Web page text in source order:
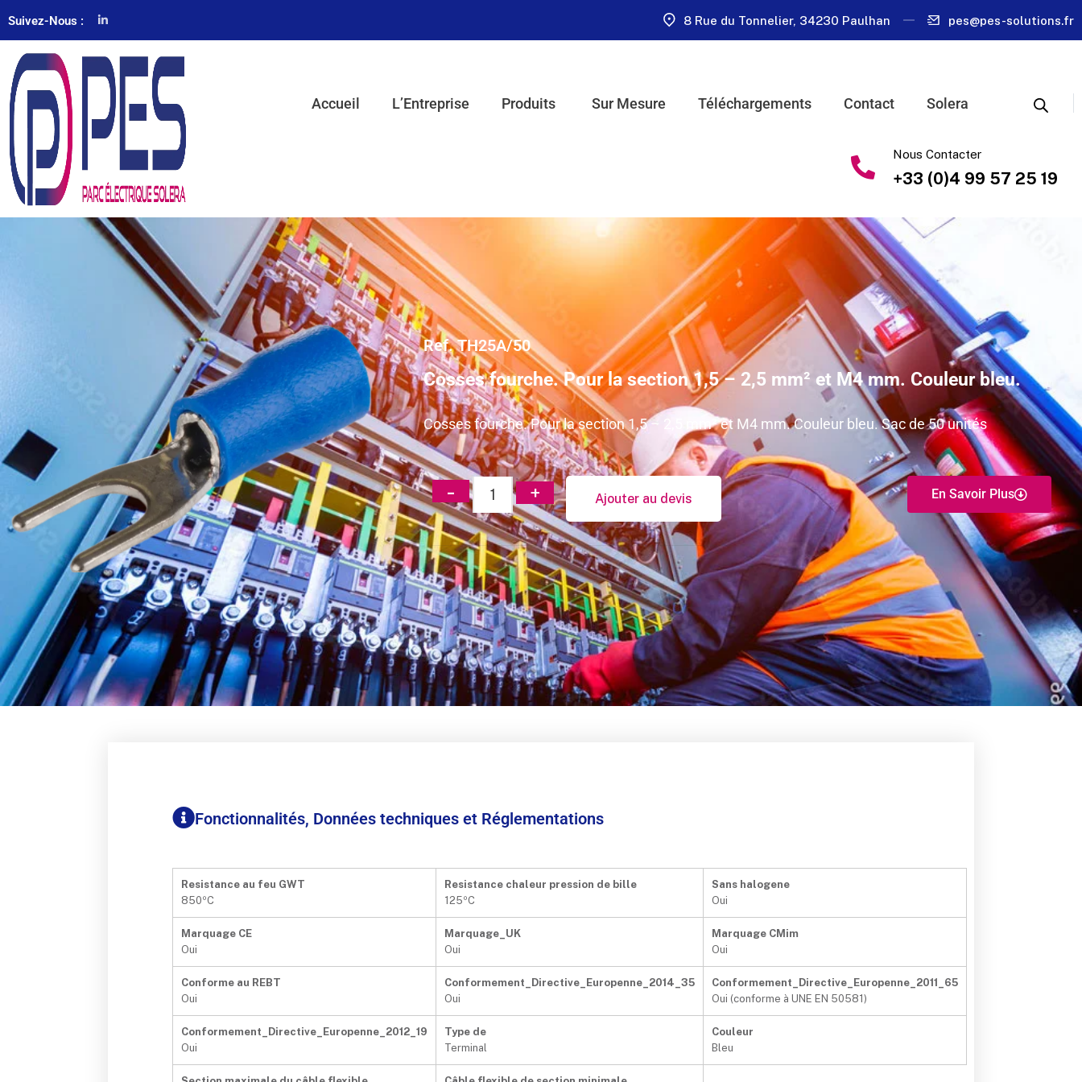
Suivez-Nous : 8 Rue du Tonnelier, 34230 Paulhan pes@pes-solutions.fr
Accueil L’Entreprise Produits Sur Mesure Téléchargements Contact Solera
Nous Contacter
+33 (0)4 99 57 25 19
Ref. TH25A/50
Cosses fourche. Pour la section 1,5 – 2,5 mm² et M4 mm. Couleur bleu.
Cosses fourche. Pour la section 1,5 – 2,5 mm² et M4 mm. Couleur bleu. Sac de 50 unités
Ajouter au devis En Savoir Plus
Fonctionnalités, Données techniques et Réglementations
Resistance au feu GWT
850ºC
Resistance chaleur pression de bille
125ºC
Sans halogene
Oui
Marquage CE
Oui
Marquage_UK
Oui
Marquage CMim
Oui
Conforme au REBT
Oui
Conformement_Directive_Europenne_2014_35
Oui
Conformement_Directive_Europenne_2011_65
Oui (conforme à UNE EN 50581)
Conformement_Directive_Europenne_2012_19
Oui
Type de
Terminal
Couleur
Bleu